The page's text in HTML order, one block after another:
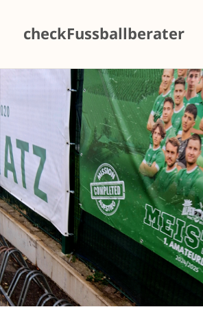
checkFussballberater